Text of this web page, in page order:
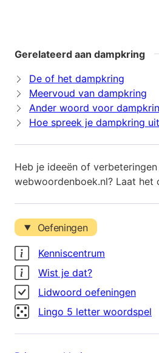
Gerelateerd aan dampkring
De of het dampkring
Meervoud van dampkring
Ander woord voor
Hoe spreek je dampkring
Heb je ideeën of
webwoordenboek.nl? Laat het
Oefeningen
Kenniscentrum
Wist je dat?
Lidwoord oefeningen
Lingo 5 letter woordspel